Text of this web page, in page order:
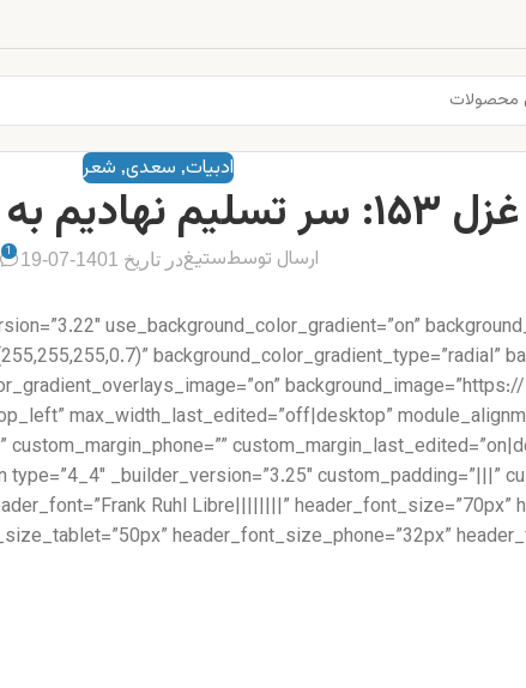
ادبیات, سعدی, شعر
غزل ۱۵۳: سر تسلیم نهادیم به حکم و رایت
ارسال توسطستیغدر تاریخ 1401-07-19 1
use_background_color_gradient=”on”
background_color_gradient_type=”radial”
max_width_last_edited=”off|desktop”
Ruhl Libre||||||||” header_font_size=”70px”
header_font_size_phone=”32px”